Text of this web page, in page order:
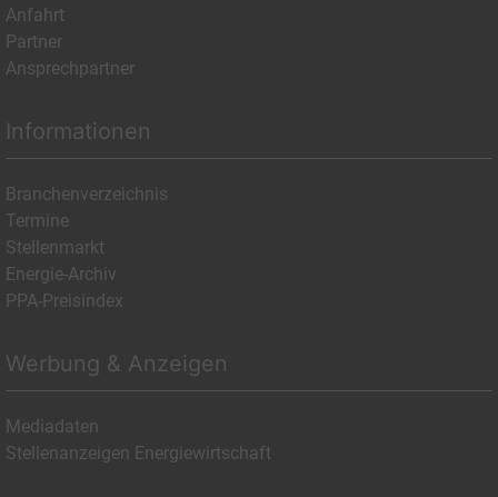
Anfahrt
Partner
Ansprechpartner
Informationen
Branchenverzeichnis
Termine
Stellenmarkt
Energie-Archiv
PPA-Preisindex
Werbung & Anzeigen
Mediadaten
Stellenanzeigen Energiewirtschaft